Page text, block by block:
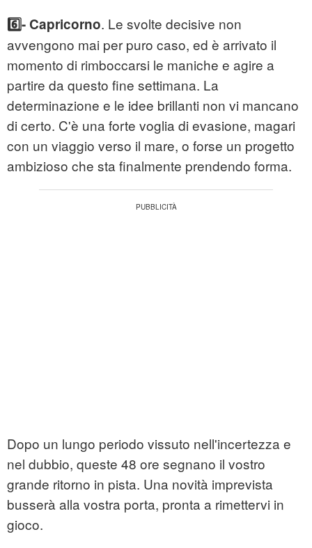
6️⃣- Capricorno. Le svolte decisive non
avvengono mai per puro caso, ed è arrivato il
momento di rimboccarsi le maniche e agire a
partire da questo fine settimana. La
determinazione e le idee brillanti non vi mancano
di certo. C'è una forte voglia di evasione, magari
con un viaggio verso il mare, o forse un progetto
ambizioso che sta finalmente prendendo forma.
Dopo un lungo periodo vissuto nell'incertezza e
nel dubbio, queste 48 ore segnano il vostro
grande ritorno in pista. Una novità imprevista
busserà alla vostra porta, pronta a rimettervi in
gioco.